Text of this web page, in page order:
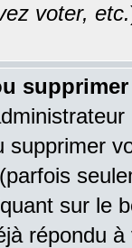
voter, etc.
supprimer
sur le
répondu